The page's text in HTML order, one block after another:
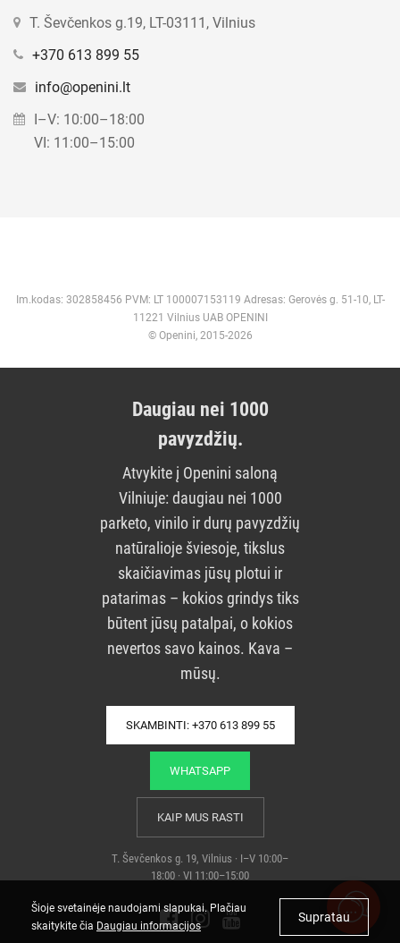
T. Ševčenkos g.19, LT-03111, Vilnius
+370 613 899 55
info@openini.lt
I–V: 10:00–18:00
VI: 11:00–15:00
Im.kodas: 302858456 PVM: LT 100007153119 Adresas: Gerovės g. 51-10, LT-
11221 Vilnius UAB OPENINI
© Openini, 2015-2026
Daugiau nei 1000
pavyzdžių.
Atvykite į Openini saloną
Vilniuje: daugiau nei 1000
parketo, vinilo ir durų pavyzdžių
natūralioje šviesoje, tikslus
skaičiavimas jūsų plotui ir
patarimas – kokios grindys tiks
būtent jūsų patalpai, o kokios
nevertos savo kainos. Kava –
mūsų.
SKAMBINTI: +370 613 899 55
WHATSAPP
KAIP MUS RASTI
T. Ševčenkos g. 19, Vilnius · I–V 10:00–
18:00 · VI 11:00–15:00
Šioje svetainėje naudojami slapukai. Plačiau
skaitykite čia Daugiau informacijos
Supratau